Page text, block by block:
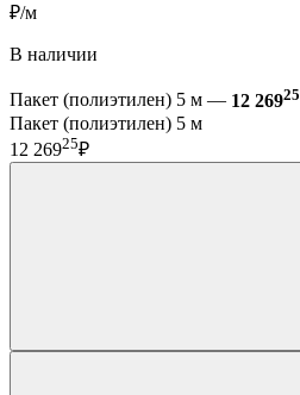
₽/м
В наличии
Пакет (полиэтилен) 5 м — 12 26925
Пакет (полиэтилен) 5 м
12 26925₽